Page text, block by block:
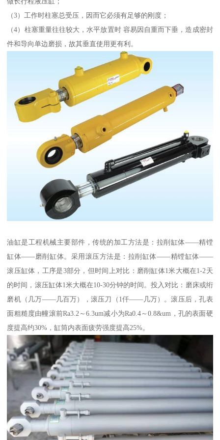
（3）工作时柱塞总受压，因而它必须有足够的刚度；
（4）柱塞重量往往较大，水平放置时 容易因自重而下垂，造成密封
件和导向单边磨损，故其垂直使用更有利。
油缸是工程机械主要部件，传统的加工方法是：拉削缸体——精镗
缸体——磨削缸体。采用滚压方法是：拉削缸体——精镗缸体——
滚压缸体，工序是3部分，但时间上对比：磨削缸体1米大概在1-2天
的时间，滚压缸体1米大概在10-30分钟的时间。投入对比：磨床或绗
磨机（几万——几百万），滚压刀（1仟——几万）。滚压后，孔表
面粗糙度由幢滚前Ra3.2～6.3um减小为Ra0.4～0.8&um，孔的表面硬
度提高约30%，缸筒内表面疲劳强度提高25%。